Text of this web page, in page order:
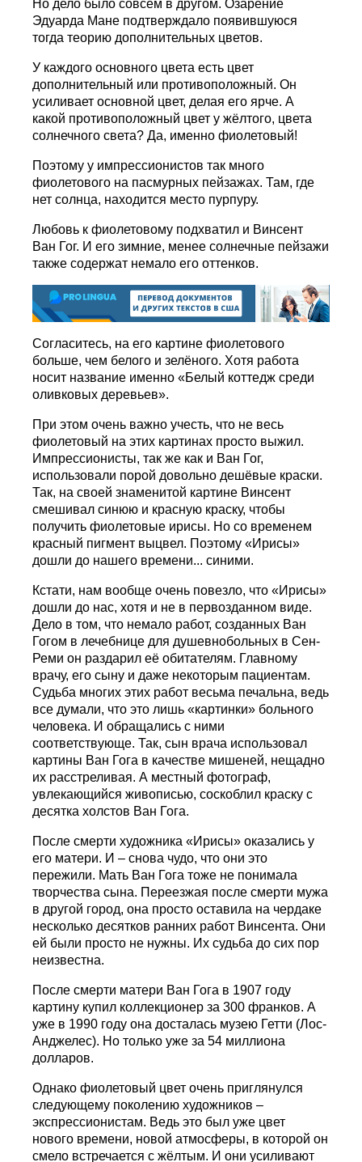
Но дело было совсем в другом. Озарение
Эдуарда Мане подтверждало появившуюся
тогда теорию дополнительных цветов.
У каждого основного цвета есть цвет
дополнительный или противоположный. Он
усиливает основной цвет, делая его ярче. А
какой противоположный цвет у жёлтого, цвета
солнечного света? Да, именно фиолетовый!
Поэтому у импрессионистов так много
фиолетового на пасмурных пейзажах. Там, где
нет солнца, находится место пурпуру.
Любовь к фиолетовому подхватил и Винсент
Ван Гог. И его зимние, менее солнечные пейзажи
также содержат немало его оттенков.
Согласитесь, на его картине фиолетового
больше, чем белого и зелёного. Хотя работа
носит название именно «Белый коттедж среди
оливковых деревьев».
При этом очень важно учесть, что не весь
фиолетовый на этих картинах просто выжил.
Импрессионисты, так же как и Ван Гог,
использовали порой довольно дешёвые краски.
Так, на своей знаменитой картине Винсент
смешивал синюю и красную краску, чтобы
получить фиолетовые ирисы. Но со временем
красный пигмент выцвел. Поэтому «Ирисы»
дошли до нашего времени... синими.
Кстати, нам вообще очень повезло, что «Ирисы»
дошли до нас, хотя и не в первозданном виде.
Дело в том, что немало работ, созданных Ван
Гогом в лечебнице для душевнобольных в Сен-
Реми он раздарил её обитателям. Главному
врачу, его сыну и даже некоторым пациентам.
Судьба многих этих работ весьма печальна, ведь
все думали, что это лишь «картинки» больного
человека. И обращались с ними
соответствующе. Так, сын врача использовал
картины Ван Гога в качестве мишеней, нещадно
их расстреливая. А местный фотограф,
увлекающийся живописью, соскоблил краску с
десятка холстов Ван Гога.
После смерти художника «Ирисы» оказались у
его матери. И – снова чудо, что они это
пережили. Мать Ван Гога тоже не понимала
творчества сына. Переезжая после смерти мужа
в другой город, она просто оставила на чердаке
несколько десятков ранних работ Винсента. Они
ей были просто не нужны. Их судьба до сих пор
неизвестна.
После смерти матери Ван Гога в 1907 году
картину купил коллекционер за 300 франков. А
уже в 1990 году она досталась музею Гетти (Лос-
Анджелес). Но только уже за 54 миллиона
долларов.
Однако фиолетовый цвет очень приглянулся
следующему поколению художников –
экспрессионистам. Ведь это был уже цвет
нового времени, новой атмосферы, в которой он
смело встречается с жёлтым. И они усиливают